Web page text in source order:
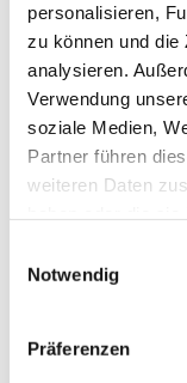
personalisieren,
zu können und die
analysieren.
Verwendung
soziale Medien,
Partner führen
weiteren Daten
Notwendig
Präferenzen